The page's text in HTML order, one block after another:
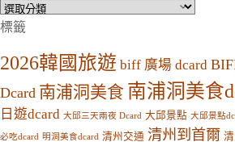
分
類
標籤
2026韓國旅遊 biff 廣場 dcard
Dcard 南浦洞美食 南浦洞美食
日遊dcard 大邱三天兩夜 Dcard 大邱景點 大邱景點
必吃dcard 明洞美食dcard 清州交通 清州到首爾